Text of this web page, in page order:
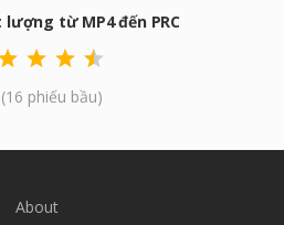
lượng từ MP4 đến PRC
(16 phiếu bầu)
About